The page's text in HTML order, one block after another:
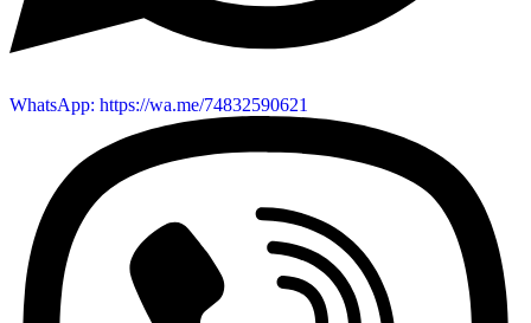
WhatsApp: https://wa.me/74832590621